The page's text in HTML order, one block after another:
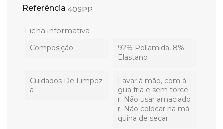
Referência 40SPP
Ficha informativa
Composição
92% Poliamida, 8%
Elastano
Cuidados De Limpez
A
Lavar à mão, com á
gua fria e sem torce
r. Não usar amaciado
r. Não colocar na má
quina de secar.